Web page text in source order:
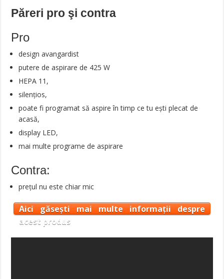
Păreri pro şi contra
Pro
design avangardist
putere de aspirare de 425 W
HEPA 11,
silențios,
poate fi programat să aspire în timp ce tu ești plecat de
acasă,
display LED,
mai multe programe de aspirare
Contra:
prețul nu este chiar mic
Aici găsești mai multe informații despre
acest produs